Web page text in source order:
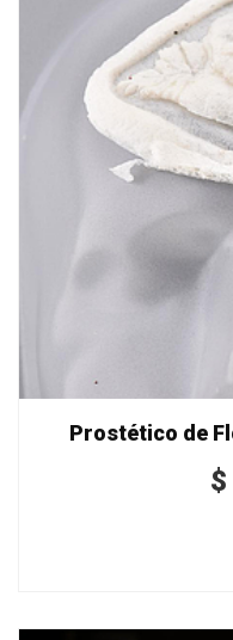
Prostético de
$